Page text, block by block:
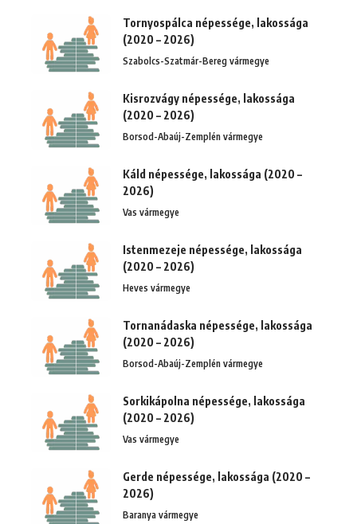
Tornyospálca népessége, lakossága
(2020 – 2026)
Szabolcs-Szatmár-Bereg vármegye
Kisrozvágy népessége, lakossága
(2020 – 2026)
Borsod-Abaúj-Zemplén vármegye
Káld népessége, lakossága (2020 –
2026)
Vas vármegye
Istenmezeje népessége, lakossága
(2020 – 2026)
Heves vármegye
Tornanádaska népessége, lakossága
(2020 – 2026)
Borsod-Abaúj-Zemplén vármegye
Sorkikápolna népessége, lakossága
(2020 – 2026)
Vas vármegye
Gerde népessége, lakossága (2020 –
2026)
Baranya vármegye